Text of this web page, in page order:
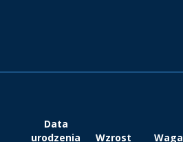
Data
urodzenia
Wzrost Waga